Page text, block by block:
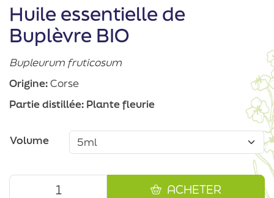
Huile essentielle de
Buplèvre BIO
Bupleurum fruticosum
Origine:Corse
Partie distillée: Plante fleurie
Volume
ACHETER